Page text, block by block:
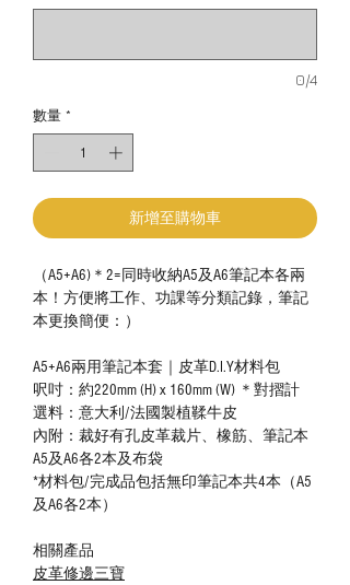
0/4
數量 *
新增至購物車
（A5+A6)＊2=同時收納A5及A6筆記本各兩
本！方便將工作、功課等分類記錄，筆記
本更換簡便：）
A5+A6兩用筆記本套｜皮革D.I.Y材料包
呎吋：約220mm (H) x 160mm (W) ＊對摺計
選料：意大利/法國製植鞣牛皮
內附：裁好有孔皮革裁片、橡筋、筆記本
A5及A6各2本及布袋
*材料包/完成品包括無印筆記本共4本（A5
及A6各2本）
相關產品
皮革修邊三寶